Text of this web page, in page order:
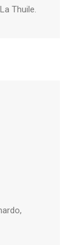
Thuile.